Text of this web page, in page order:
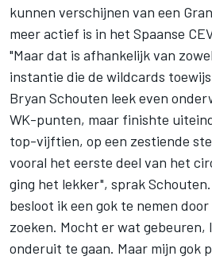
kunnen verschijnen van een
meer actief is in het Spaanse
"Maar dat is afhankelijk van
instantie die de wildcards
Bryan Schouten leek even
WK-punten, maar finishte
top-vijftien, op een zestiende
vooral het eerste deel van het
ging het lekker", sprak
besloot ik een gok te nemen
zoeken. Mocht er wat gebeuren,
onderuit te gaan. Maar mijn gok